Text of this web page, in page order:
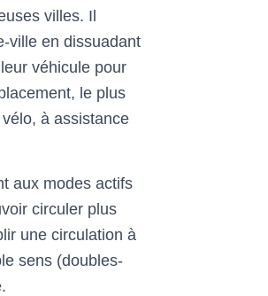
villes. Il
ville en dissuadant
véhicule pour
le plus
à assistance
aux modes actifs
circuler plus
une circulation à
sens (doubles-